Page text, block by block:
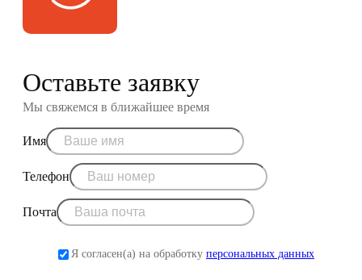
Оставьте заявку
Мы свяжемся в ближайшее время
Имя
Телефон
Почта
Я согласен(а) на обработку персональных данных